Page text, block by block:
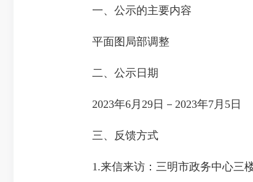
一、公示的主要内容
平面图局部调整
二、公示日期
2023年6月29日－2023年7月5日
三、反馈方式
1.来信来访：三明市政务中心三楼